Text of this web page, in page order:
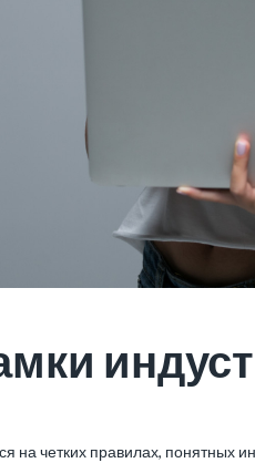
на четких правилах,